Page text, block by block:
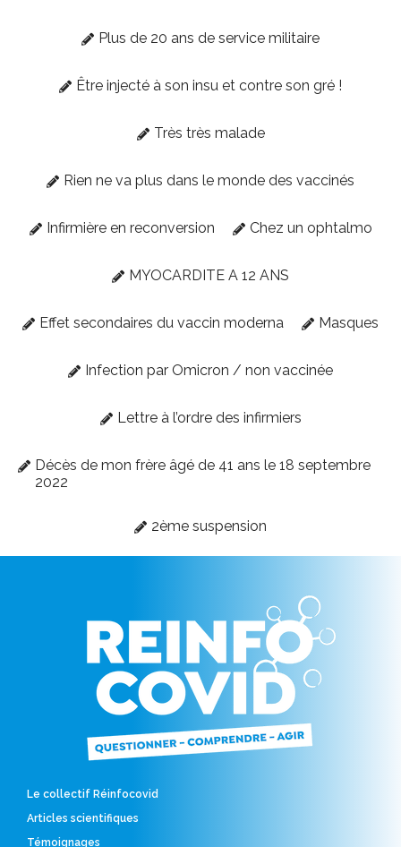
Plus de 20 ans de service militaire
Être injecté à son insu et contre son gré !
Très très malade
Rien ne va plus dans le monde des vaccinés
Infirmière en reconversion Chez un ophtalmo
MYOCARDITE A 12 ANS
Effet secondaires du vaccin moderna Masques
Infection par Omicron / non vaccinée
Lettre à l’ordre des infirmiers
Décès de mon frère âgé de 41 ans le 18 septembre
2022
2ème suspension
Le collectif Réinfocovid
Articles scientifiques
Témoignages